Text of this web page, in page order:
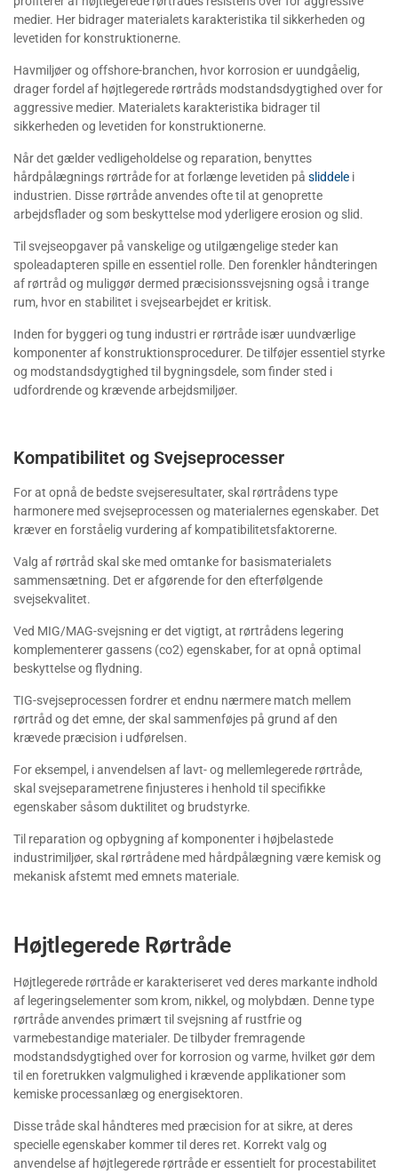
medier. Her bidrager materialets karakteristika til sikkerheden og
levetiden for konstruktionerne.
Havmiljøer og offshore-branchen, hvor korrosion er uundgåelig,
drager fordel af højtlegerede rørtråds modstandsdygtighed over for
aggressive medier. Materialets karakteristika bidrager til
sikkerheden og levetiden for konstruktionerne.
Når det gælder vedligeholdelse og reparation, benyttes
hårdpålægnings rørtråde for at forlænge levetiden på sliddele i
industrien. Disse rørtråde anvendes ofte til at genoprette
arbejdsflader og som beskyttelse mod yderligere erosion og slid.
Til svejseopgaver på vanskelige og utilgængelige steder kan
spoleadapteren spille en essentiel rolle. Den forenkler håndteringen
af rørtråd og muliggør dermed præcisionssvejsning også i trange
rum, hvor en stabilitet i svejsearbejdet er kritisk.
Inden for byggeri og tung industri er rørtråde især uundværlige
komponenter af konstruktionsprocedurer. De tilføjer essentiel styrke
og modstandsdygtighed til bygningsdele, som finder sted i
udfordrende og krævende arbejdsmiljøer.
Kompatibilitet og Svejseprocesser
For at opnå de bedste svejseresultater, skal rørtrådens type
harmonere med svejseprocessen og materialernes egenskaber. Det
kræver en forståelig vurdering af kompatibilitetsfaktorerne.
Valg af rørtråd skal ske med omtanke for basismaterialets
sammensætning. Det er afgørende for den efterfølgende
svejsekvalitet.
Ved MIG/MAG-svejsning er det vigtigt, at rørtrådens legering
komplementerer gassens (co2) egenskaber, for at opnå optimal
beskyttelse og flydning.
TIG-svejseprocessen fordrer et endnu nærmere match mellem
rørtråd og det emne, der skal sammenføjes på grund af den
krævede præcision i udførelsen.
For eksempel, i anvendelsen af lavt- og mellemlegerede rørtråde,
skal svejseparametrene finjusteres i henhold til specifikke
egenskaber såsom duktilitet og brudstyrke.
Til reparation og opbygning af komponenter i højbelastede
industrimiljøer, skal rørtrådene med hårdpålægning være kemisk og
mekanisk afstemt med emnets materiale.
Højtlegerede Rørtråde
Højtlegerede rørtråde er karakteriseret ved deres markante indhold
af legeringselementer som krom, nikkel, og molybdæn. Denne type
rørtråde anvendes primært til svejsning af rustfrie og
varmebestandige materialer. De tilbyder fremragende
modstandsdygtighed over for korrosion og varme, hvilket gør dem
til en foretrukken valgmulighed i krævende applikationer som
kemiske processanlæg og energisektoren.
Disse tråde skal håndteres med præcision for at sikre, at deres
specielle egenskaber kommer til deres ret. Korrekt valg og
anvendelse af højtlegerede rørtråde er essentielt for procestabilitet